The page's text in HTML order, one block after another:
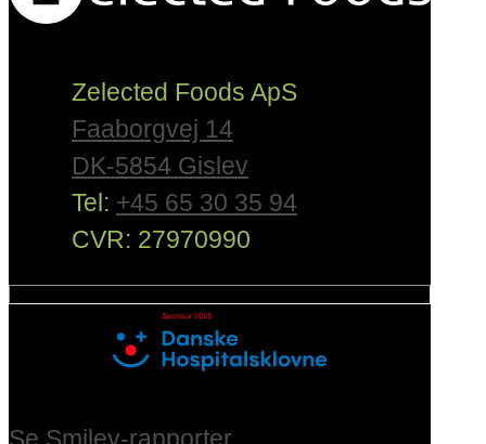
Zelected Foods ApS
Faaborgvej 14
DK-5854 Gislev
Tel: +45 65 30 35 94
CVR: 27970990